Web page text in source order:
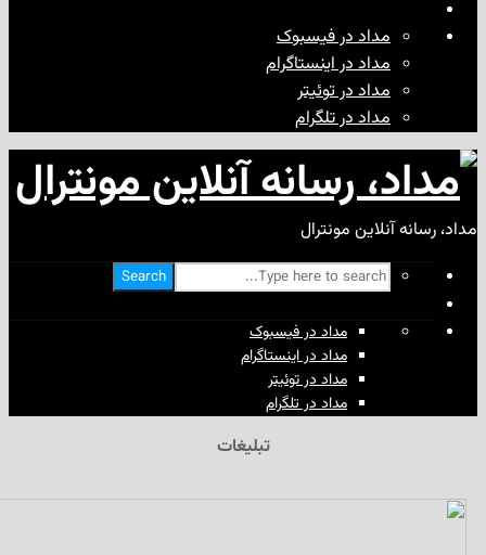
مداد در فیسبوک
مداد در اینستاگرام
مداد در توئیتر
مداد در تلگرام
مونترال
Search
مداد در فیسبوک
مداد در اینستاگرام
مداد در توئیتر
مداد در تلگرام